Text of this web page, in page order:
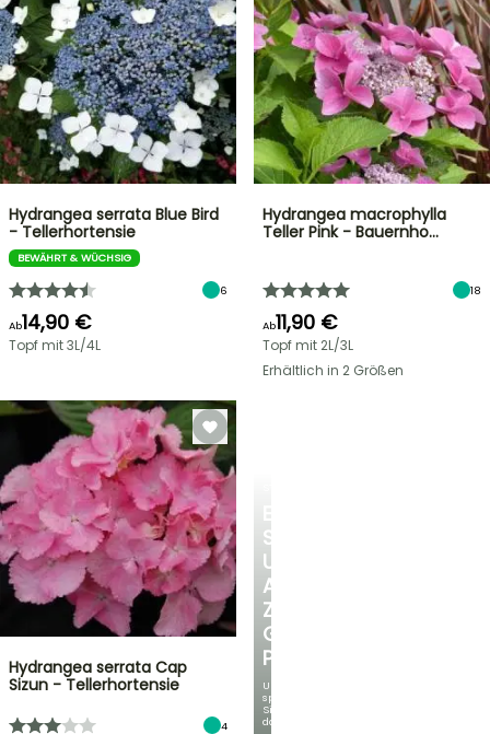
SIE
UNSERE
AUSWAHL
ZU
GÜNSTIGEN
PREISEN
Und
sparen
Sie
dabei!
Hydrangea serrata Blue Bird
- Tellerhortensie
BEWÄHRT & WÜCHSIG
6
Ab14,90 €
Topf mit 3L/4L
Hydrangea macrophylla
Teller Pink - Bauernho…
18
Ab11,90 €
Topf mit 2L/3L
Erhältlich in 2 Größen
Hydrangea serrata Cap
Sizun - Tellerhortensie
4